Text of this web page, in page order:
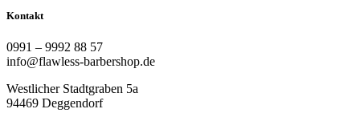
Kontakt
0991 – 9992 88 57
info@flawless-barbershop.de
Westlicher Stadtgraben 5a
94469 Deggendorf